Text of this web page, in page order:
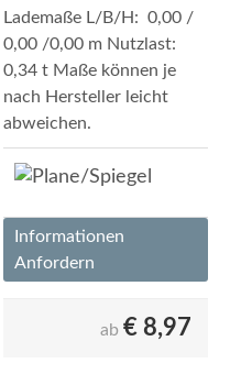
Lademaße L/B/H: 0,00 /
0,00 /0,00 m Nutzlast:
0,34 t Maße können je
nach Hersteller leicht
abweichen.
Informationen
Anfordern
ab € 8,97